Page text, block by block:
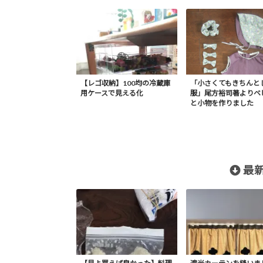
【レゴ収納】100均の冷蔵庫
用ケースで見える化
「小さくてもきちんと
服」尾方裕司著よりベ
と小物を作りました
最